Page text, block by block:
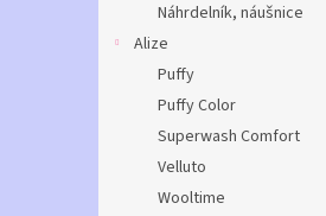
Náhrdelník, náušnice
Alize
Puffy
Puffy Color
Superwash Comfort
Velluto
Wooltime